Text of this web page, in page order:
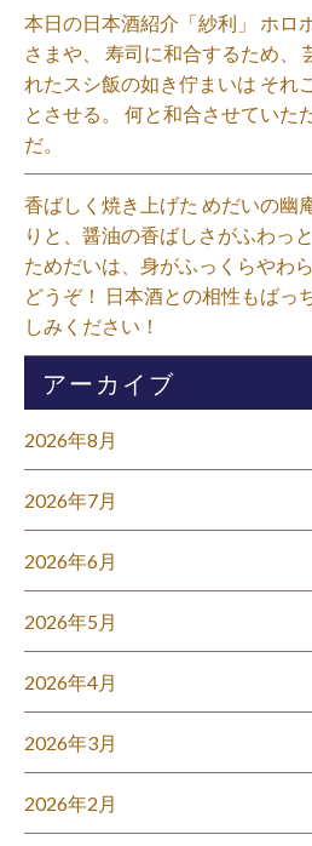
本日の日本酒紹介「紗利」 ホロ
さまや、 寿司に和合するため、
れたスシ飯の如き佇まいは それ
とさせる。 何と和合させていた
だ。⁡
香ばしく焼き上げた めだいの幽
りと、醤油の香ばしさがふわっ
ためだいは、身がふっくらやわ
どうぞ！ 日本酒との相性もばっ
しみください！⁡
アーカイブ
2026年8月
2026年7月
2026年6月
2026年5月
2026年4月
2026年3月
2026年2月